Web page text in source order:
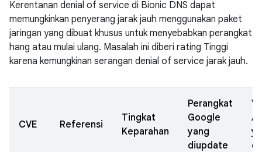
Kerentanan denial of service di Bionic DNS dapat
memungkinkan penyerang jarak jauh menggunakan paket
jaringan yang dibuat khusus untuk menyebabkan perangkat
hang atau mulai ulang. Masalah ini diberi rating Tinggi
karena kemungkinan serangan denial of service jarak jauh.
CVE Referensi
Tingkat
Keparahan
Perangkat
Google
yang
diupdate